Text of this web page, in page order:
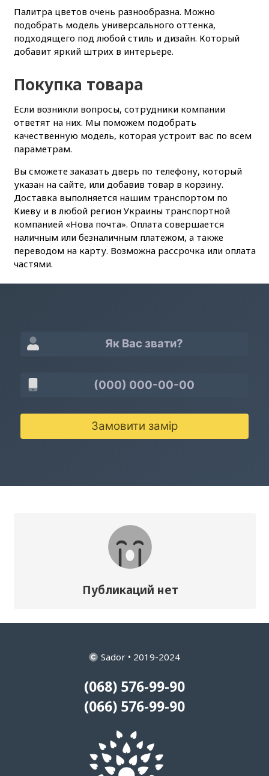
Палитра цветов очень разнообразна. Можно
подобрать модель универсального оттенка,
подходящего под любой стиль и дизайн. Который
добавит яркий штрих в интерьере.
Покупка товара
Если возникли вопросы, сотрудники компании
ответят на них. Мы поможем подобрать
качественную модель, которая устроит вас по всем
параметрам.
Вы сможете заказать дверь по телефону, который
указан на сайте, или добавив товар в корзину.
Доставка выполняется нашим транспортом по
Киеву и в любой регион Украины транспортной
компанией «Нова почта». Оплата совершается
наличным или безналичным платежом, а также
переводом на карту. Возможна рассрочка или оплата
частями.
Замовити замір
Публикаций нет
Sador • 2019-2024
(068) 576-99-90
(066) 576-99-90